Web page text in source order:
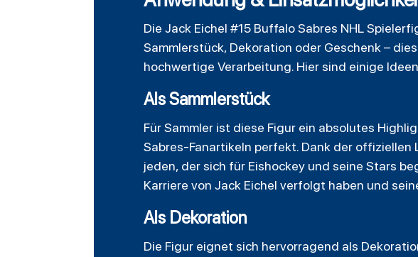
Die Jack Eichel #15 Buffalo Sabres NHL
Sammlerstück, Dekoration oder Geschenk –
hochwertige Verarbeitung. Hier sind einige
Als Sammlerstück
Für Sammler ist diese Figur ein absolutes
Sabres-Fanartikeln perfekt. Dank der
jeden, der sich für Eishockey und seine Stars
Karriere von Jack Eichel verfolgt haben und
Als Dekoration
Die Figur eignet sich hervorragend als